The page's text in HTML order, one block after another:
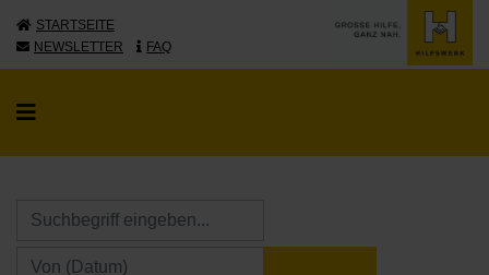
STARTSEITE
NEWSLETTER
FAQ